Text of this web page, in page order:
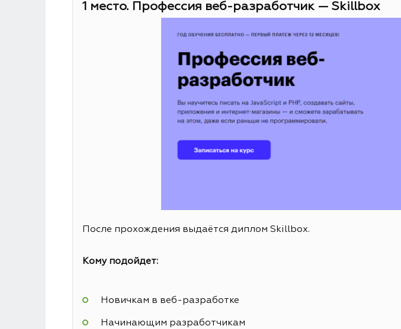
1 место. Профессия веб-разработчик — Skillbox
После прохождения выдаётся диплом Skillbox.
Кому подойдет:
Новичкам в веб-разработке
Начинающим разработчикам